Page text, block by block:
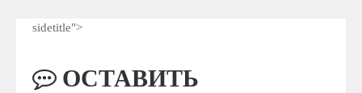
sidetitle">
ОСТАВИТЬ